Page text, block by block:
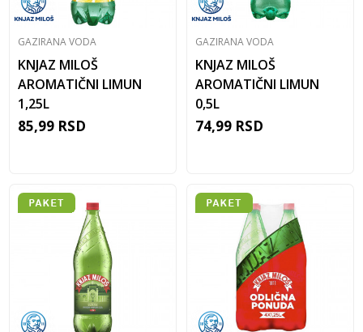
GAZIRANA VODA
KNJAZ MILOŠ
AROMATIČNI LIMUN
1,25L
85,99 RSD
GAZIRANA VODA
KNJAZ MILOŠ
AROMATIČNI LIMUN
0,5L
74,99 RSD